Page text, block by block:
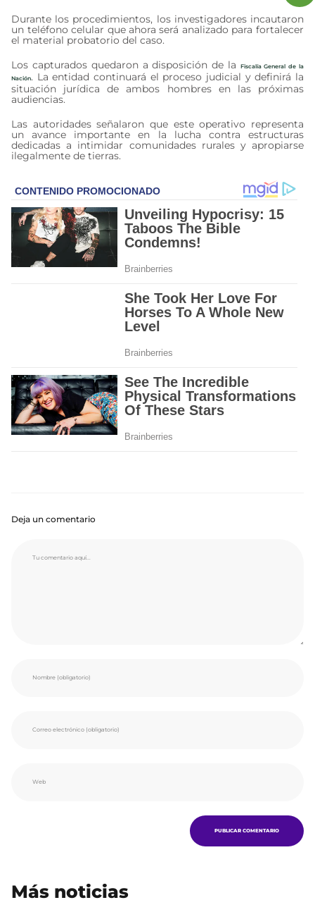
Durante los procedimientos, los investigadores incautaron
un teléfono celular que ahora será analizado para fortalecer
el material probatorio del caso.
Los capturados quedaron a disposición de la
Fiscalía General de la
Nación. La entidad continuará el proceso judicial y definirá la
situación jurídica de ambos hombres en las próximas
audiencias.
Las autoridades señalaron que este operativo representa
un avance importante en la lucha contra estructuras
dedicadas a intimidar comunidades rurales y apropiarse
ilegalmente de tierras.
Deja un comentario
Más noticias